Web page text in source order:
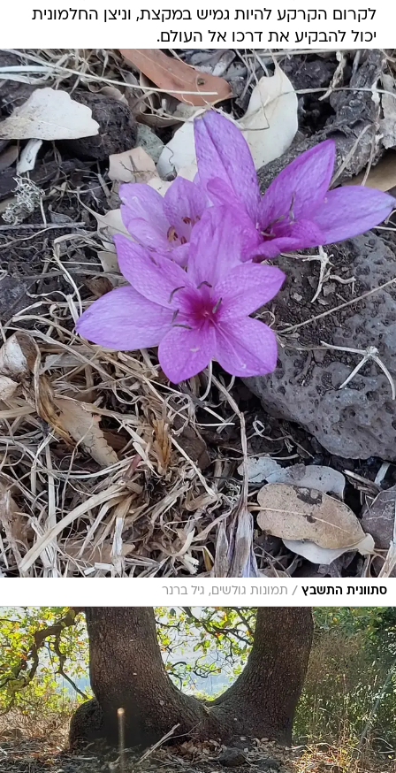
לקרום הקרקע להיות גמיש במקצת, וניצן החלמונית
יכול להבקיע את דרכו אל העולם.
סתוונית התשבץ / תמונות גולשים, גיל ברנר